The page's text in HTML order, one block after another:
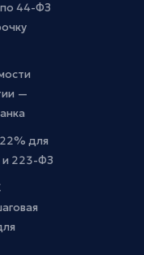
по 44-ФЗ
—
для
и 223-ФЗ